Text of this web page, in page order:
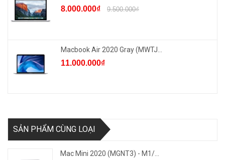
8.000.000₫ 9.500.000₫
Macbook Air 2020 Gray (MWTJ...
11.000.000₫
SẢN PHẨM CÙNG LOẠI
Mac Mini 2020 (MGNT3) - M1/...